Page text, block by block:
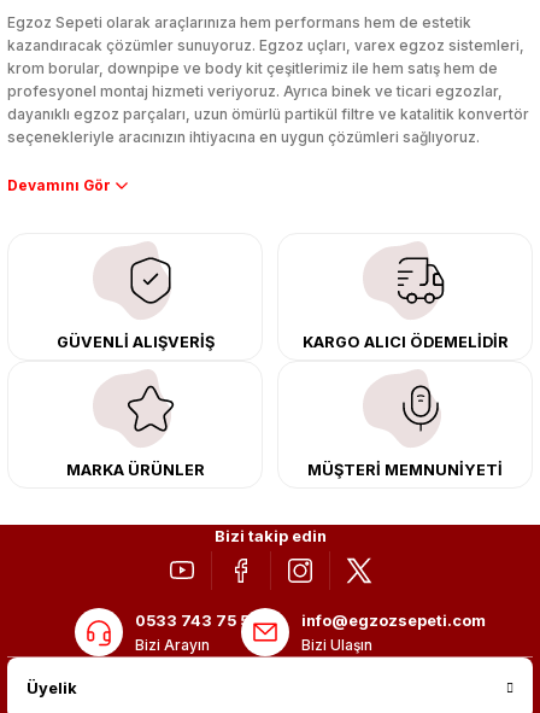
Egzoz Sepeti olarak araçlarınıza hem performans hem de estetik
kazandıracak çözümler sunuyoruz. Egzoz uçları, varex egzoz sistemleri,
krom borular, downpipe ve body kit çeşitlerimiz ile hem satış hem de
profesyonel montaj hizmeti veriyoruz. Ayrıca binek ve ticari egzozlar,
dayanıklı egzoz parçaları, uzun ömürlü partikül filtre ve katalitik konvertör
seçenekleriyle aracınızın ihtiyacına en uygun çözümleri sağlıyoruz.
Performans artışı isteyen sürücüler için özel performans egzozları ve
çıkma orijinal ürünler ile yenileyebilir, body kit uygulamalarıyla aracınızın
tasarımını ve aerodinamisini üst seviyeye taşıyabilirsiniz.
Tüm ürünlerimiz orijinal, dayanıklı ve uzun ömürlüdür. İstanbul’daki montaj
merkezimizde profesyonel montaj yapıyor, Türkiye’nin her yerine güvenli
kargo ile teslimat gerçekleştiriyoruz. Aracınıza değer katmak için doğru
adres: Egzoz Sepeti.
GÜVENLİ ALIŞVERİŞ KARGO ALICI ÖDEMELİDİR
MARKA ÜRÜNLER MÜŞTERİ MEMNUNİYETİ
Bizi takip edin
0533 743 75 56
Bizi Arayın
info@egzozsepeti.com
Bizi Ulaşın
Üyelik